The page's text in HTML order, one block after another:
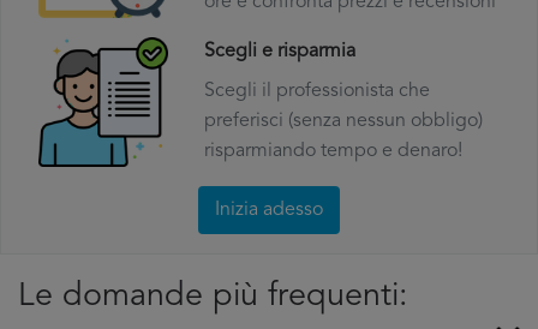
Scegli e risparmia
Scegli il professionista che
preferisci (senza nessun obbligo)
risparmiando tempo e denaro!
Inizia adesso
Le domande più frequenti: